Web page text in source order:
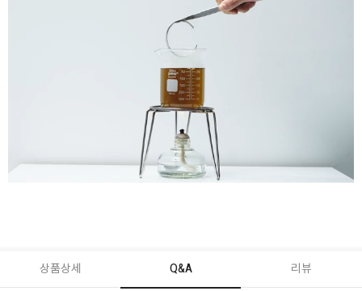
상품상세 Q&A 리뷰